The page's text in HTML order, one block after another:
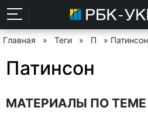
Главная » Теги » П » Патинсон
Патинсон
МАТЕРИАЛЫ ПО ТЕМЕ